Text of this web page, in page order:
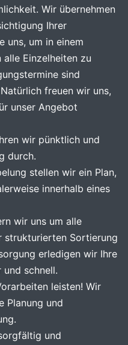
Wir übernehmen
Ihrer
uns, um in einem
Einzelheiten zu
sind
freuen wir uns,
unser Angebot
wir pünktlich und
durch.
stellen wir ein Plan,
innerhalb eines
wir uns um alle
strukturierten Sortierung
erledigen wir Ihre
und schnell.
leisten! Wir
Planung und
und